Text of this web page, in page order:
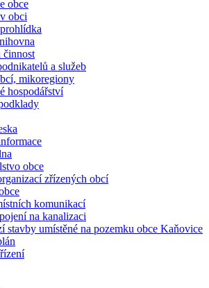
obce
obci
činnost
a služeb
mikoregiony
hospodářství
obce
zřízených obcí
komunikací
na kanalizaci
stavby umístěné na pozemku obce Kaňovice